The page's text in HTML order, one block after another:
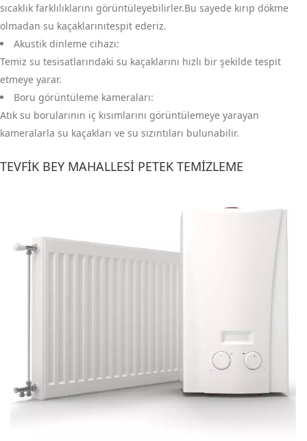
sıcaklık farklılıklarını görüntüleyebilirler.Bu sayede kırıp dökme
olmadan su kaçaklarınıtespit ederiz.
Akustik dinleme cihazı:
Temiz su tesisatlarındaki su kaçaklarını hızlı bir şekilde tespit
etmeye yarar.
Boru görüntüleme kameraları:
Atık su borularının iç kısımlarını görüntülemeye yarayan
kameralarla su kaçakları ve su sızıntıları bulunabilir.
TEVFIK BEY MAHALLESI PETEK TEMIZLEME